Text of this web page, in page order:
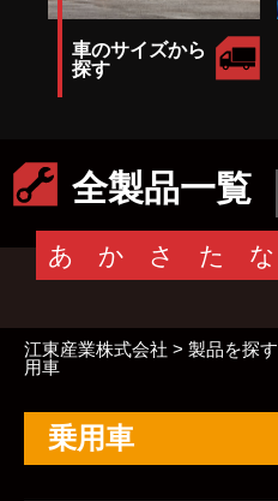
車のサイズから
探す
全製品一覧
あ か さ た な
江東産業株式会社 > 製品を探す
用車
乗用車